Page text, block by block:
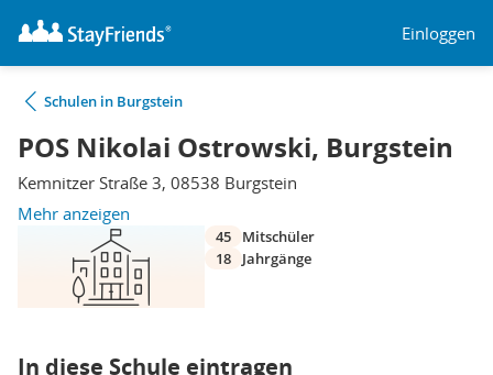
Einloggen
Schulen in Burgstein
POS Nikolai Ostrowski, Burgstein
Kemnitzer Straße 3, 08538 Burgstein
Mehr anzeigen
45
Mitschüler
18
Jahrgänge
In diese Schule eintragen